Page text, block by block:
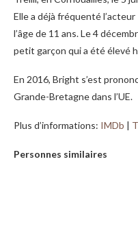
Elle a déjà fréquenté
l’âge de 11 ans. Le 4
petit garçon qui a été élevé
En 2016, Bright s’est
Grande-Bretagne dans l’UE.
Plus d’informations: IMDb |
Personnes similaires